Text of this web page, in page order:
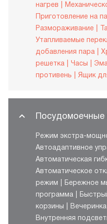
нагрев
Приготовление на
Размораживание
Утапливаемые
добавления пара
решетка
Часы
противень
Ящик
Режим экстра-
Автоадаптивное
Автоматическая
Автоматическое
режим
Бережное
программа
корзины
Внутренняя